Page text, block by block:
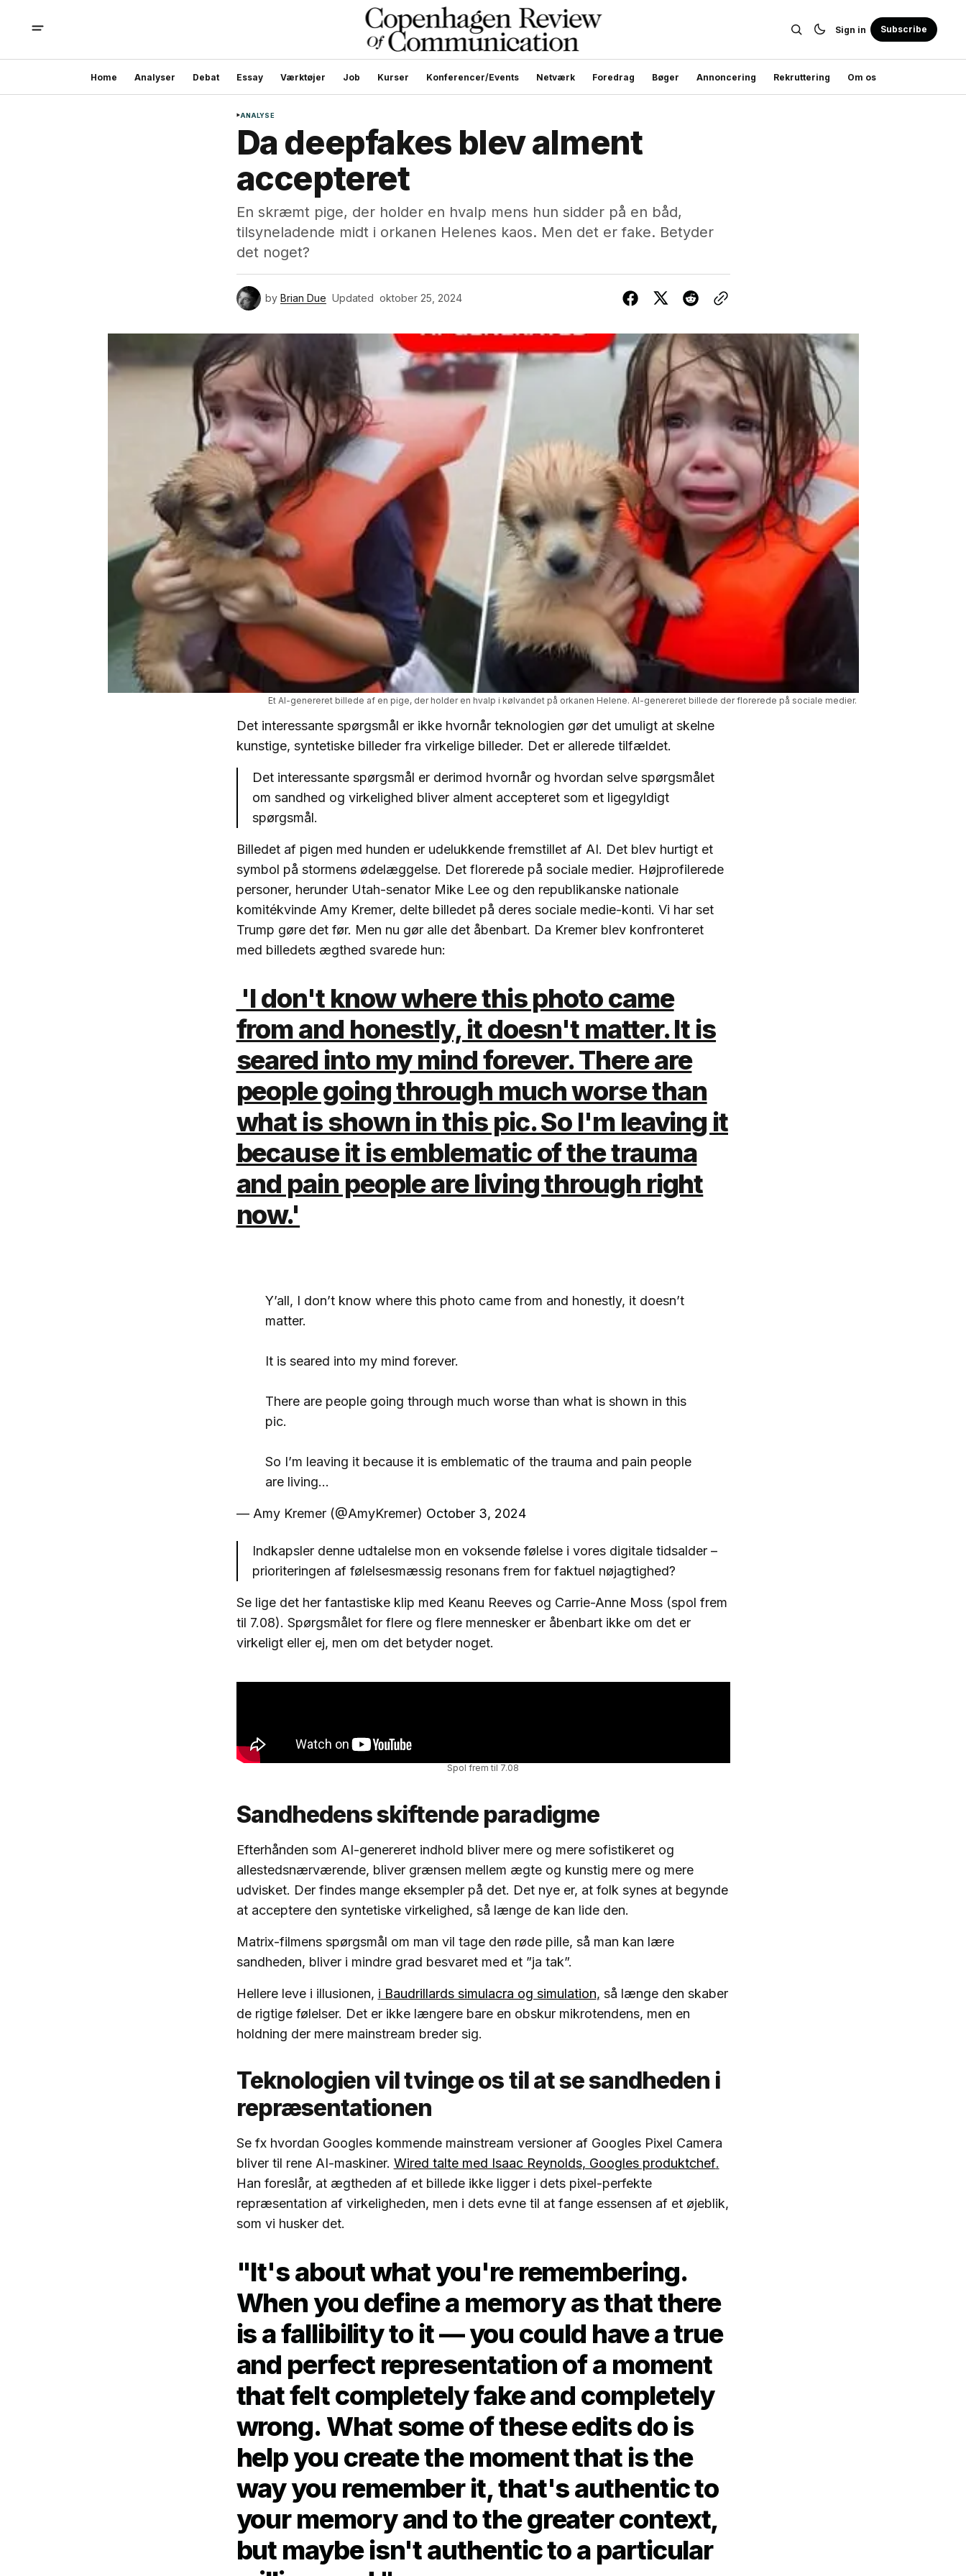
Sign in Subscribe
Home Analyser Debat Essay Værktøjer Job Kurser Konferencer/Events Netværk Foredrag Bøger Annoncering Rekruttering Om os
ANALYSE
Da deepfakes blev alment
accepteret
En skræmt pige, der holder en hvalp mens hun sidder på en båd,
tilsyneladende midt i orkanen Helenes kaos. Men det er fake. Betyder
det noget?
by Brian Due Updated oktober 25, 2024
Et AI-genereret billede af en pige, der holder en hvalp i kølvandet på orkanen Helene. AI-genereret billede der florerede på sociale medier.
Det interessante spørgsmål er ikke hvornår teknologien gør det umuligt at skelne
kunstige, syntetiske billeder fra virkelige billeder. Det er allerede tilfældet.
Det interessante spørgsmål er derimod hvornår og hvordan selve spørgsmålet
om sandhed og virkelighed bliver alment accepteret som et ligegyldigt
spørgsmål.
Billedet af pigen med hunden er udelukkende fremstillet af AI. Det blev hurtigt et
symbol på stormens ødelæggelse. Det florerede på sociale medier. Højprofilerede
personer, herunder Utah-senator Mike Lee og den republikanske nationale
komitékvinde Amy Kremer, delte billedet på deres sociale medie-konti. Vi har set
Trump gøre det før. Men nu gør alle det åbenbart. Da Kremer blev konfronteret
med billedets ægthed svarede hun:
'I don't know where this photo came
from and honestly, it doesn't matter. It is
seared into my mind forever. There are
people going through much worse than
what is shown in this pic. So I'm leaving it
because it is emblematic of the trauma
and pain people are living through right
now.'
Y’all, I don’t know where this photo came from and honestly, it doesn’t
matter.
It is seared into my mind forever.
There are people going through much worse than what is shown in this
pic.
So I’m leaving it because it is emblematic of the trauma and pain people
are living…
— Amy Kremer (@AmyKremer) October 3, 2024
Indkapsler denne udtalelse mon en voksende følelse i vores digitale tidsalder –
prioriteringen af ​​følelsesmæssig resonans frem for faktuel nøjagtighed?
Se lige det her fantastiske klip med Keanu Reeves og Carrie-Anne Moss (spol frem
til 7.08). Spørgsmålet for flere og flere mennesker er åbenbart ikke om det er
virkeligt eller ej, men om det betyder noget.
Spol frem til 7.08
Sandhedens skiftende paradigme
Efterhånden som AI-genereret indhold bliver mere og mere sofistikeret og
allestedsnærværende, bliver grænsen mellem ægte og kunstig mere og mere
udvisket. Der findes mange eksempler på det. Det nye er, at folk synes at begynde
at acceptere den syntetiske virkelighed, så længe de kan lide den.
Matrix-filmens spørgsmål om man vil tage den røde pille, så man kan lære
sandheden, bliver i mindre grad besvaret med et ”ja tak”.
Hellere leve i illusionen, i Baudrillards simulacra og simulation, så længe den skaber
de rigtige følelser. Det er ikke længere bare en obskur mikrotendens, men en
holdning der mere mainstream breder sig.
Teknologien vil tvinge os til at se sandheden i
repræsentationen
Se fx hvordan Googles kommende mainstream versioner af Googles Pixel Camera
bliver til rene AI-maskiner. Wired talte med Isaac Reynolds, Googles produktchef.
Han foreslår, at ægtheden af ​​et billede ikke ligger i dets pixel-perfekte
repræsentation af virkeligheden, men i dets evne til at fange essensen af ​​et øjeblik,
som vi husker det.
"It's about what you're remembering.
When you define a memory as that there
is a fallibility to it — you could have a true
and perfect representation of a moment
that felt completely fake and completely
wrong. What some of these edits do is
help you create the moment that is the
way you remember it, that's authentic to
your memory and to the greater context,
but maybe isn't authentic to a particular